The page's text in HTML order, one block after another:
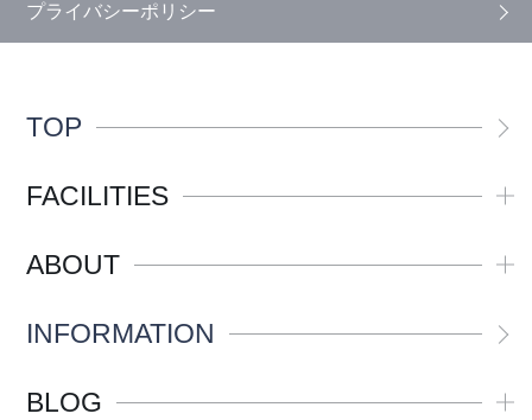
プライバシーポリシー
TOP
FACILITIES
ABOUT
INFORMATION
BLOG